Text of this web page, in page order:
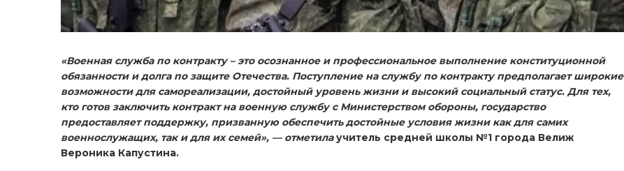
«Военная служба по контракту – это осознанное и профессиональное выполнение конституционной
обязанности и долга по защите Отечества. Поступление на службу по контракту предполагает широкие
возможности для самореализации, достойный уровень жизни и высокий социальный статус. Для тех,
кто готов заключить контракт на военную службу с Министерством обороны, государство
предоставляет поддержку, призванную обеспечить достойные условия жизни как для самих
военнослужащих, так и для их семей», — отметилаучитель средней школы №1 города Велиж
Вероника Капустина.